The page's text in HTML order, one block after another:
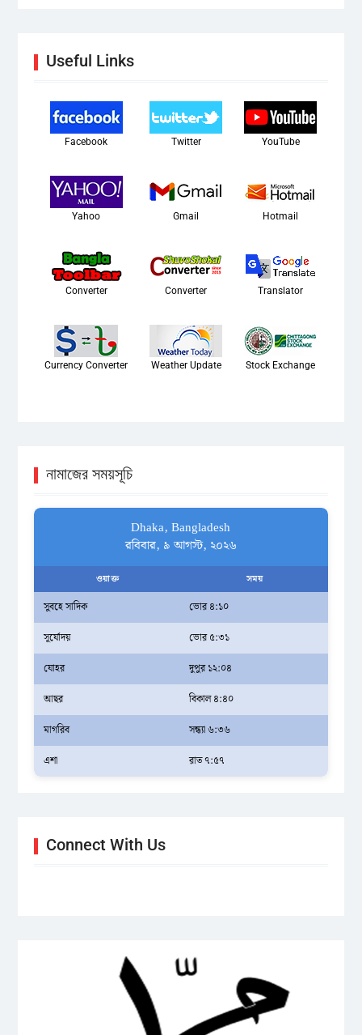
Useful Links
Facebook Twitter YouTube
Yahoo Gmail Hotmail
Converter Converter Translator
Currency Converter Weather Update Stock Exchange
নামাজের সময়সূচি
Dhaka, Bangladesh
রবিবার, ৯ আগস্ট, ২০২৬
ওয়াক্ত সময়
সুবহে সাদিক
ভোর ৪:১০
সূর্যোদয়
ভোর ৫:৩১
যোহর
দুপুর ১২:০৪
আছর
বিকাল ৪:৪০
মাগরিব
সন্ধ্যা ৬:৩৬
এশা
রাত ৭:৫৭
Connect With Us